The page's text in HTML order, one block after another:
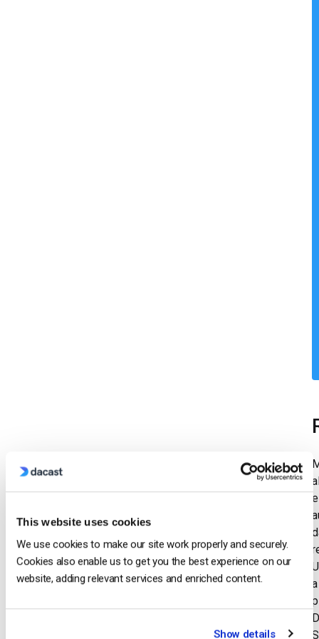
This website uses cookies
We use cookies to make our site work properly and securely.
Cookies also enable us to get you the best experience on our
website, adding relevant services and enriched content.
Show details
e
a